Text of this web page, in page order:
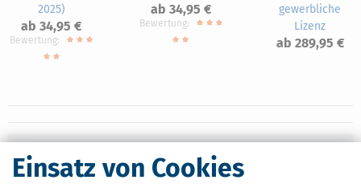
Einsatz von Cookies
2025)
ab 34,95 €
Bewertung:
ab 34,95 €
Bewertung:
gewerbliche
Lizenz
ab 289,95 €
Nahe Finanzämter